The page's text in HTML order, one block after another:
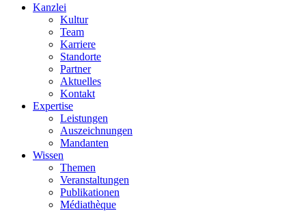
Kanzlei
Kultur
Team
Karriere
Standorte
Partner
Aktuelles
Kontakt
Expertise
Leistungen
Auszeichnungen
Mandanten
Wissen
Themen
Veranstaltungen
Publikationen
Médiathèque